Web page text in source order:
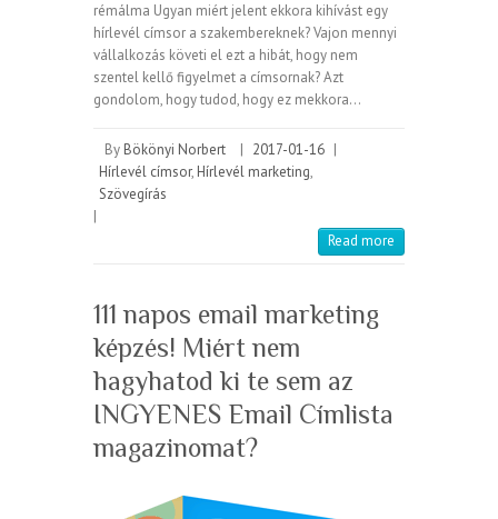
rémálma Ugyan miért jelent ekkora kihívást egy
hírlevél címsor a szakembereknek? Vajon mennyi
vállalkozás követi el ezt a hibát, hogy nem
szentel kellő figyelmet a címsornak? Azt
gondolom, hogy tudod, hogy ez mekkora…
By Bökönyi Norbert | 2017-01-16 |
Hírlevél címsor, Hírlevél marketing,
Szövegírás
|
Read more
111 napos email marketing
képzés! Miért nem
hagyhatod ki te sem az
INGYENES Email Címlista
magazinomat?